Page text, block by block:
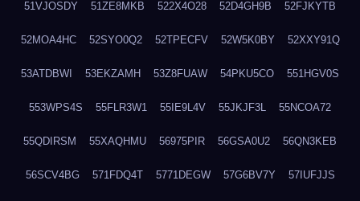
51VJOSDY 51ZE8MKB 522X4O28 52D4GH9B 52FJKYTB
52MOA4HC 52SYO0Q2 52TPECFV 52W5K0BY 52XXY91Q
53ATDBWI 53EKZAMH 53Z8FUAW 54PKU5CO 551HGV0S
553WPS4S 55FLR3W1 55IE9L4V 55JKJF3L 55NCOA72
55QDIRSM 55XAQHMU 56975PIR 56GSA0U2 56QN3KEB
56SCV4BG 571FDQ4T 5771DEGW 57G6BV7Y 57IUFJJS